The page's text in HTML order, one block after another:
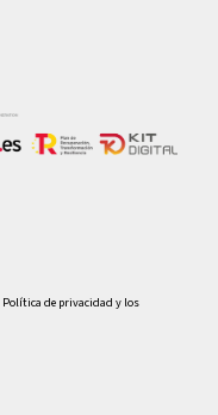
Política de privacidad y los